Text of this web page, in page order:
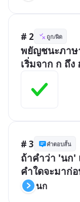
# 2 ถูก/ผิด
พยัญชนะภาษ
เริ่มจาก ก ถึง
# 3 คำตอบสั้น
ถ้าคำว่า 'นก'
คำใดจะมาก่
นก